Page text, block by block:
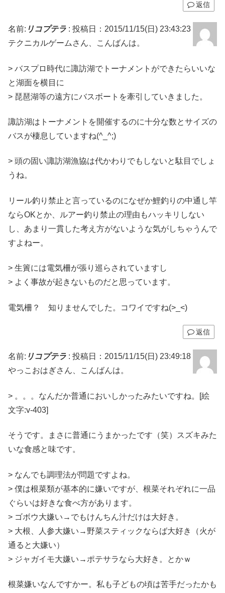
返信
名前: リコプテラ : 投稿日：2015/11/15(日) 23:43:23
テクニカルゲームさん、こんばんは。
> バスプロ時代に諏訪湖でトーナメントができたらいいな
と湖面を横目に
> 琵琶湖等の遠方にバスボートを牽引していきました。
諏訪湖はトーナメントを開催するのに十分な数とサイズの
バスが棲息していますね(^_^;)
> 頭の固い諏訪湖漁協は代かわりでもしないと駄目でしょ
うね。
リール釣り禁止と言っているのになぜか鯉釣りの中通し竿
ならOKとか、ルアー釣り禁止の理由もハッキリしない
し、あまり一貫した考え方がないような気がしちゃうんで
すよねー。
> 生簀には電気柵が張り巡らされていますし
> よく事故が起きないものだと思っています。
電気柵？ 知りませんでした。コワイですね(>_<)
返信
名前: リコプテラ : 投稿日：2015/11/15(日) 23:49:18
やっこおはぎさん、こんばんは。
> 。。。なんだか普通においしかったみたいですね。[絵
文字:v-403]
そうです。まさに普通にうまかったです（笑）スズキみた
いな食感と味です。
> なんでも調理法が問題ですよね。
> 僕は根菜類が基本的に嫌いですが、根菜それぞれに一品
ぐらいは好きな食べ方があります。
> ゴボウ大嫌い→でもけんちん汁だけは大好き。
> 大根、人参大嫌い→野菜スティックならば大好き（火が
通ると大嫌い）
> ジャガイモ大嫌い→ポテサラなら大好き。とかｗ
根菜嫌いなんですかー。私も子どもの頃は苦手だったかも